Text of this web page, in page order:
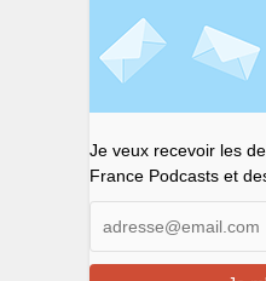
Je veux recevoir les
France Podcasts et